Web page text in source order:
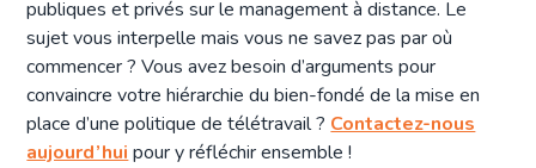
publiques et privés sur le management à distance. Le
sujet vous interpelle mais vous ne savez pas par où
commencer ? Vous avez besoin d’arguments pour
convaincre votre hiérarchie du bien-fondé de la mise en
place d’une politique de télétravail ? Contactez-nous
aujourd’hui pour y réfléchir ensemble !